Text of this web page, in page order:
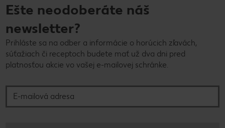
Ešte neodoberáte náš
newsletter?
Prihláste sa na odber a informácie o horúcich zľavách,
súťažiach či receptoch budete mať už dva dni pred
platnosťou akcie vo vašej e-mailovej schránke.